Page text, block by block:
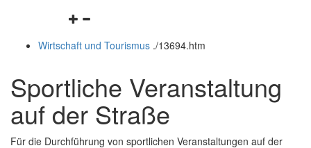
Navigationsmenü
und
Wirtschaft und Tourismus ./13694.htm
Sportliche Veranstaltung
auf der Straße
Für die Durchführung von sportlichen Veranstaltungen auf der